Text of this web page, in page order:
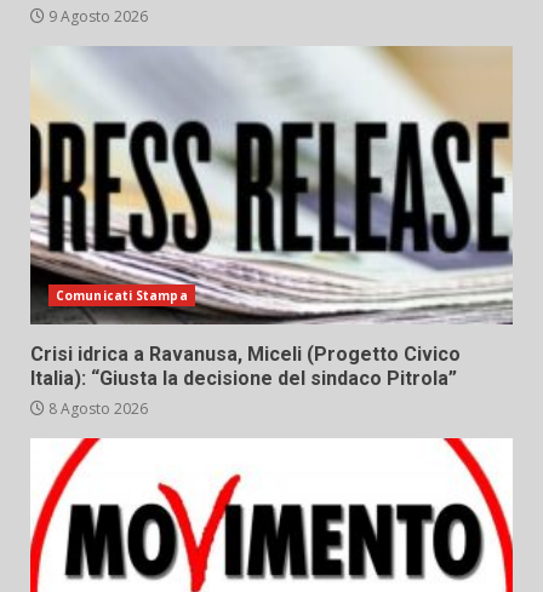
9 Agosto 2026
Comunicati Stampa
Crisi idrica a Ravanusa, Miceli (Progetto Civico
Italia): “Giusta la decisione del sindaco Pitrola”
8 Agosto 2026